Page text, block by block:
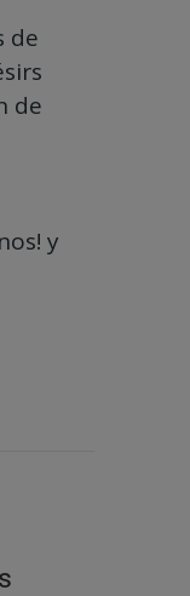
de
de
y